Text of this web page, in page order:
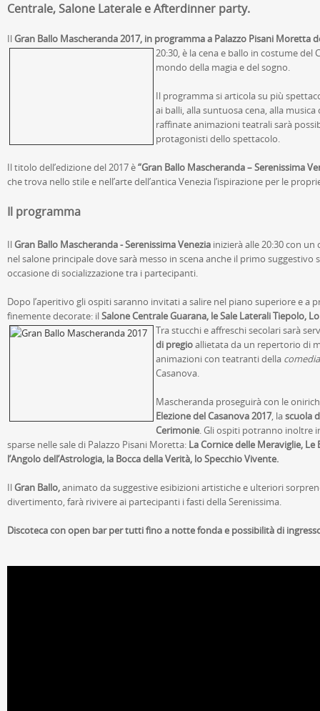
Centrale, Salone Laterale e Afterdinner party.
IlGran Ballo Mascheranda 2017, in programma a Palazzo Pisani Moretta
20:30, è la cena e ballo in costume del
mondo della magia e del sogno.
Il programma si articola su più
ai balli, alla suntuosa cena, alla
raffinate animazioni teatrali sarà
protagonisti dello spettacolo.
Il titolo dell’edizione del 2017 è“Gran Ballo Mascheranda – Serenissima
che trova nello stile e nell’arte dell’antica Venezia l’ispirazione per le
Il programma
IlGran Ballo Mascheranda - Serenissima Venezia inizierà alle 20:30 con
nel salone principale dove sarà messo in scena anche il primo
occasione di socializzazione tra i partecipanti.
Dopo l’aperitivo gli ospiti saranno invitati a salire nel piano superiore e a
finemente decorate: ilSalone Centrale Guarana, le Sale Laterali Tiepolo,
Tra stucchi e affreschi secolari sarà
di pregioallietata da un repertorio di
animazioni con teatranti della
Casanova.
Mascheranda proseguirà con le
Elezione del Casanova 2017, lascuola
Cerimonie. Gli ospiti potranno inoltre
sparse nelle sale di Palazzo Pisani Moretta: La Cornice delle Meraviglie,
l’Angolo dell’Astrologia, la Bocca della Verità, lo Specchio Vivente.
IlGran Ballo,animato da suggestive esibizioni artistiche e ulteriori
divertimento, farà rivivere ai partecipanti i fasti della Serenissima.
Discoteca con open bar per tutti fino a notte fonda e possibilità di